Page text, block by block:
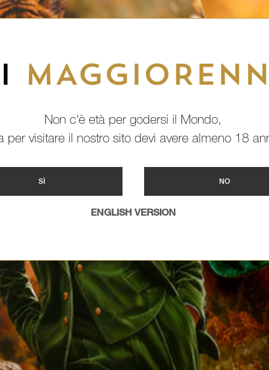
Non c'è età per godersi il Mondo,
per visitare il nostro sito devi avere almeno 18
SÌ NO
ENGLISH VERSION